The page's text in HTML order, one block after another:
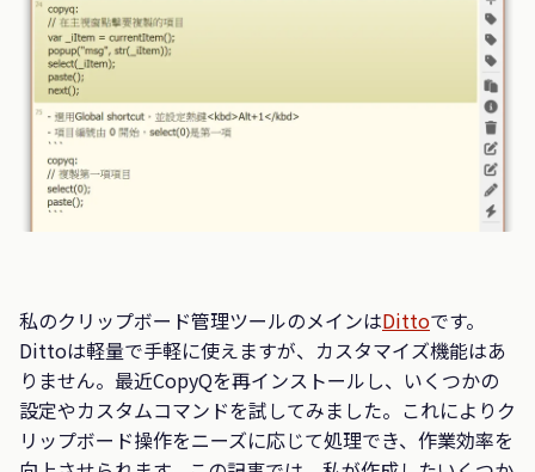
私のクリップボード管理ツールのメインはDittoです。
Dittoは軽量で手軽に使えますが、カスタマイズ機能はあ
りません。最近CopyQを再インストールし、いくつかの
設定やカスタムコマンドを試してみました。これによりク
リップボード操作をニーズに応じて処理でき、作業効率を